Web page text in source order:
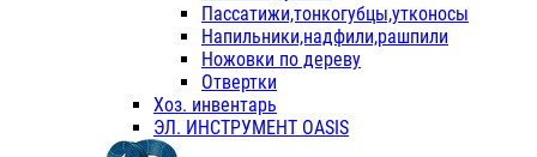
Пассатижи,тонкогубцы,утконосы
Напильники,надфили,рашпили
Ножовки по дереву
Отвертки
Хоз. инвентарь
ЭЛ. ИНСТРУМЕНТ OASIS